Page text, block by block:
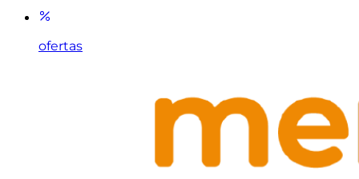
ofertas